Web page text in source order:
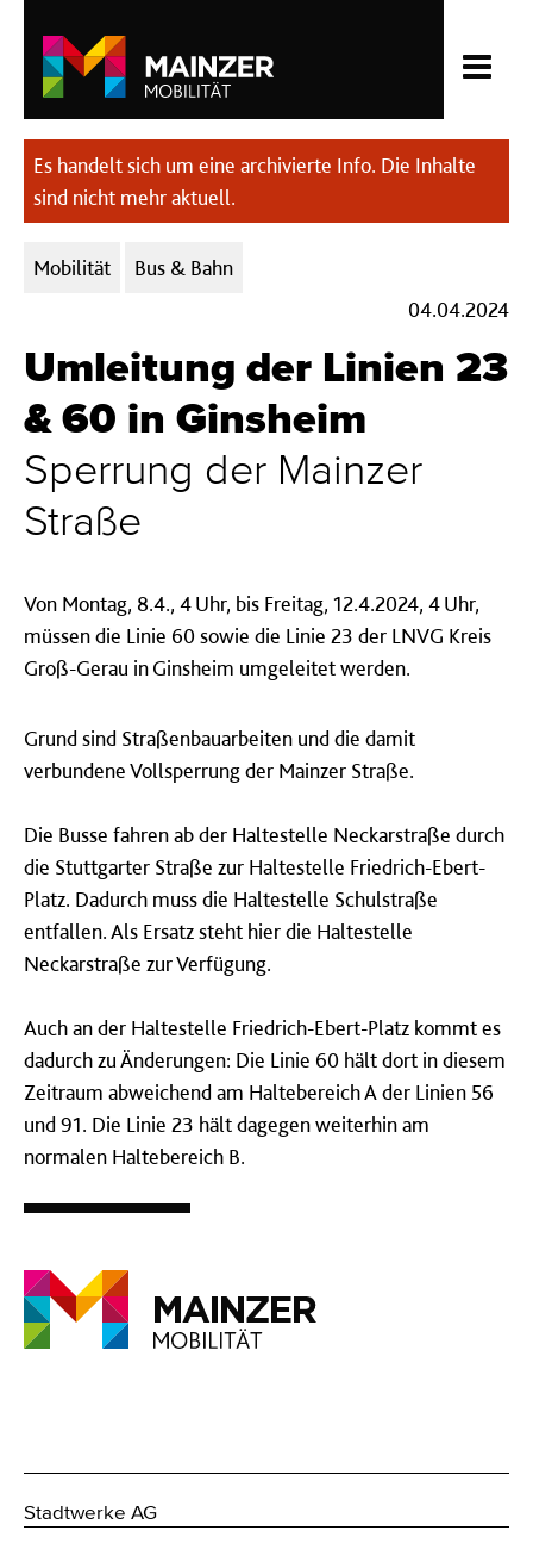
Es handelt sich um eine archivierte Info. Die Inhalte
sind nicht mehr aktuell.
Kategorien:
Mobilität
Bus & Bahn
04.04.2024
Umleitung der Linien 23
& 60 in Ginsheim
Sperrung der Mainzer
Straße
Von Montag, 8.4., 4 Uhr, bis Freitag, 12.4.2024, 4 Uhr,
müssen die Linie 60 sowie die Linie 23 der LNVG Kreis
Groß-Gerau in Ginsheim umgeleitet werden.
Grund sind Straßenbauarbeiten und die damit
verbundene Vollsperrung der Mainzer Straße.
Die Busse fahren ab der Haltestelle Neckarstraße durch
die Stuttgarter Straße zur Haltestelle Friedrich-Ebert-
Platz. Dadurch muss die Haltestelle Schulstraße
entfallen. Als Ersatz steht hier die Haltestelle
Neckarstraße zur Verfügung.
Auch an der Haltestelle Friedrich-Ebert-Platz kommt es
dadurch zu Änderungen: Die Linie 60 hält dort in diesem
Zeitraum abweichend am Haltebereich A der Linien 56
und 91. Die Linie 23 hält dagegen weiterhin am
normalen Haltebereich B.
Stadtwerke AG